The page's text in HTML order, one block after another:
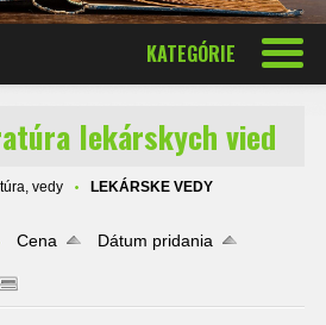
KATEGÓRIE
lekárskych vied
vedy LEKÁRSKE VEDY
Cena
Dátum pridania